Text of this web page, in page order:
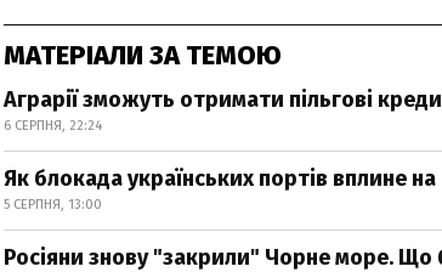
МАТЕРІАЛИ ЗА ТЕМОЮ
Аграрії зможуть отримати пільгові
6 СЕРПНЯ, 22:24
Як блокада українських портів вплине
5 СЕРПНЯ, 13:00
Росіяни знову "закрили" Чорне море. Що